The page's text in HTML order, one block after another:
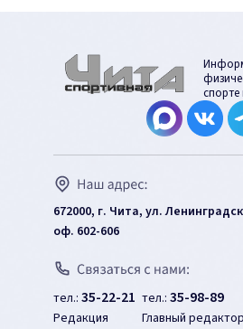
спорте
672000, г. Чита, ул.
оф. 602-606
тел.: 35-22-21
Редакция
тел.: 35-98-89
Главный редактор